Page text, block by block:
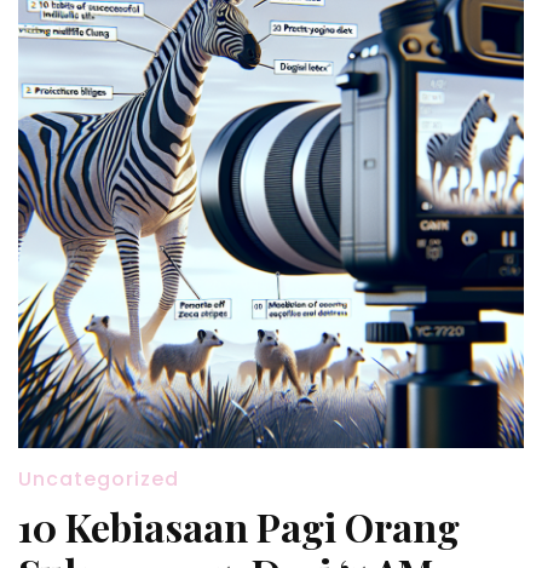
Uncategorized
10 Kebiasaan Pagi Orang